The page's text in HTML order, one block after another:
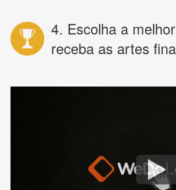
4. Escolha a
receba as artes